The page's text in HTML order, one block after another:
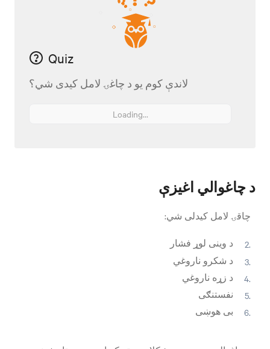
Quiz
لاندې کوم یو د چاغۍ لامل کیدی شي؟
Loading...
د چاغوالي اغیزې
چاقۍ لامل کیدلی شي:
د وینی لوړ فشار
د شکرو ناروغي
د زړه ناروغي
نفستنګی
بی هوښی